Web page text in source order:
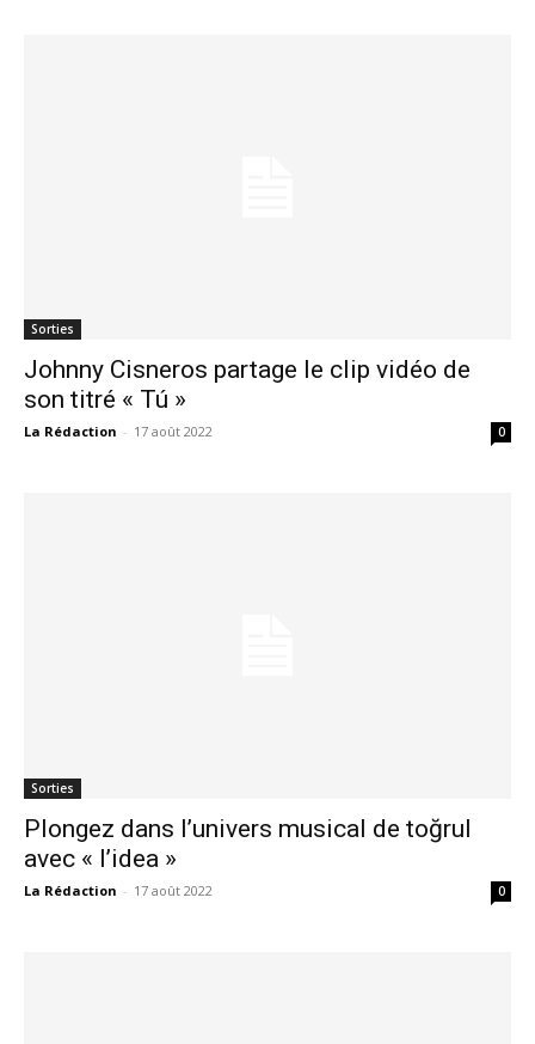
Sorties
Johnny Cisneros partage le clip vidéo de
son titré « Tú »
La Rédaction - 17 août 2022 0
Sorties
Plongez dans l’univers musical de toğrul
avec « l’idea »
La Rédaction - 17 août 2022 0